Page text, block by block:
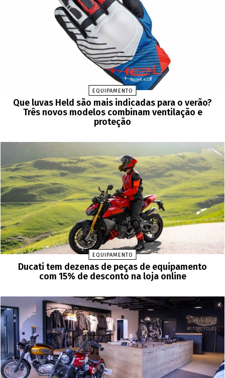
EQUIPAMENTO
Que luvas Held são mais indicadas para o verão?
Três novos modelos combinam ventilação e
proteção
EQUIPAMENTO
Ducati tem dezenas de peças de equipamento
com 15% de desconto na loja online